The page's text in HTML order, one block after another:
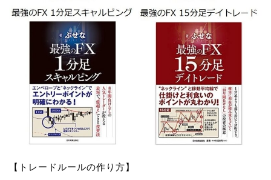
【トレードルールの作り方】